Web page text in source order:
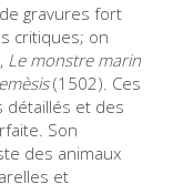
Croce
guidée
gravures fort
critiques; on
Le monstre marin
(1502). Ces
et des
Son
des animaux
et